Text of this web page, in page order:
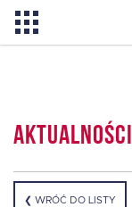
Aktualności
❮ WRÓĆ DO LISTY